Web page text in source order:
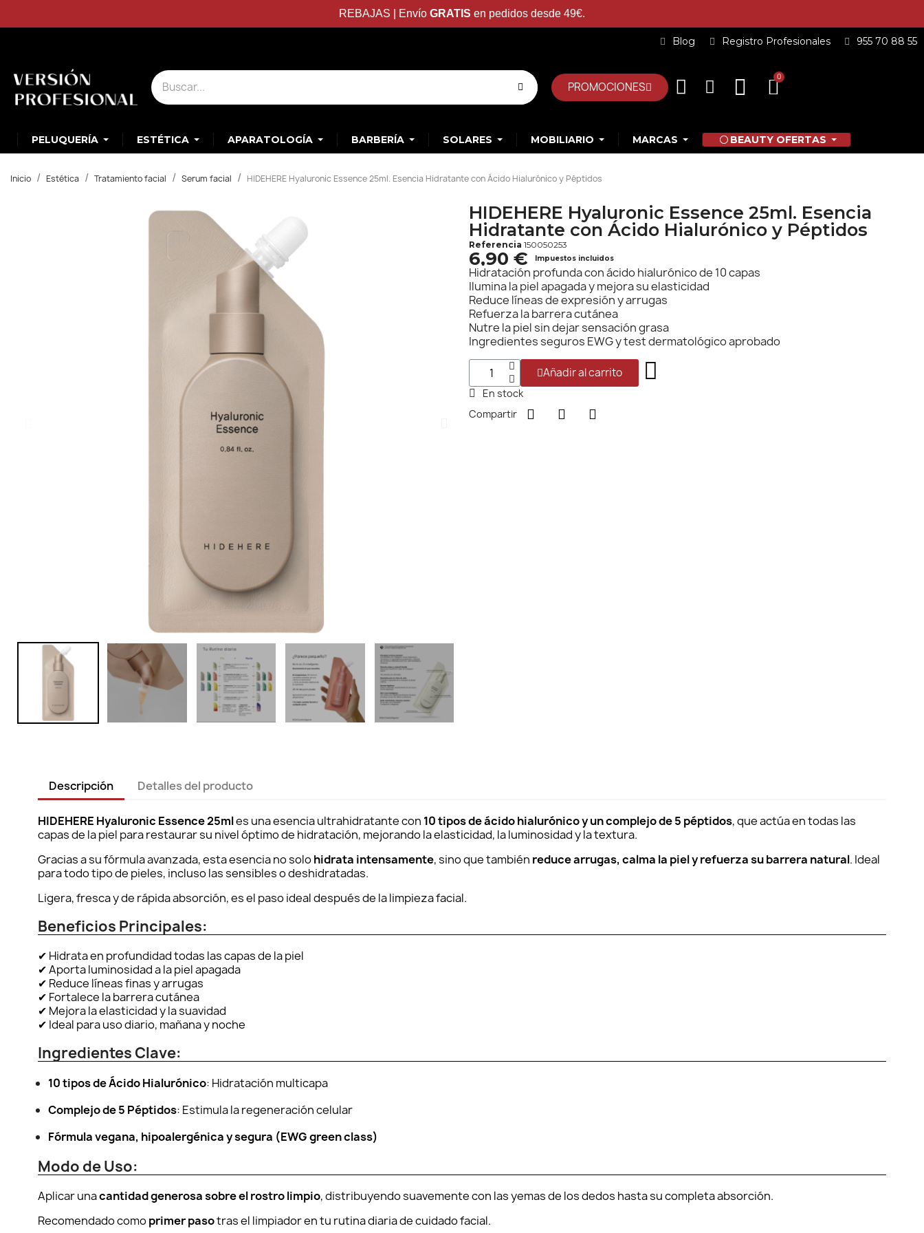
REBAJAS | Envío GRATIS en pedidos desde 49€.
Blog Registro Profesionales 955 70 88 55
PROMOCIONES
PELUQUERÍA ESTÉTICA APARATOLOGÍA BARBERÍA SOLARES MOBILIARIO MARCAS BEAUTY OFERTAS
Inicio Estética Tratamiento facial Serum facial HIDEHERE Hyaluronic Essence 25ml. Esencia Hidratante con Ácido Hialurónico y Péptidos
HIDEHERE Hyaluronic Essence 25ml. Esencia
Hidratante con Ácido Hialurónico y Péptidos
Referencia 150050253
6,90 € Impuestos incluidos
Hidratación profunda con ácido hialurónico de 10 capas
Ilumina la piel apagada y mejora su elasticidad
Reduce líneas de expresión y arrugas
Refuerza la barrera cutánea
Nutre la piel sin dejar sensación grasa
Ingredientes seguros EWG y test dermatológico aprobado
Añadir al carrito
En stock
Compartir
Descripción Detalles del producto
HIDEHERE Hyaluronic Essence 25mles una esencia ultrahidratante con 10 tipos de ácido hialurónico y un complejo de 5 péptidos, que actúa en todas las
capas de la piel para restaurar su nivel óptimo de hidratación, mejorando la elasticidad, la luminosidad y la textura.
Gracias a su fórmula avanzada, esta esencia no solohidrata intensamente, sino que también reduce arrugas, calma la piel y refuerza su barrera natural. Ideal
para todo tipo de pieles, incluso las sensibles o deshidratadas.
Ligera, fresca y de rápida absorción, es el paso ideal después de la limpieza facial.
Beneficios Principales:
✔ Hidrata en profundidad todas las capas de la piel
✔ Aporta luminosidad a la piel apagada
✔ Reduce líneas finas y arrugas
✔ Fortalece la barrera cutánea
✔ Mejora la elasticidad y la suavidad
✔ Ideal para uso diario, mañana y noche
Ingredientes Clave:
10 tipos de Ácido Hialurónico: Hidratación multicapa
Complejo de 5 Péptidos: Estimula la regeneración celular
Fórmula vegana, hipoalergénica y segura (EWG green class)
Modo de Uso:
Aplicar unacantidad generosa sobre el rostro limpio, distribuyendo suavemente con las yemas de los dedos hasta su completa absorción.
Recomendado comoprimer pasotras el limpiador en tu rutina diaria de cuidado facial.